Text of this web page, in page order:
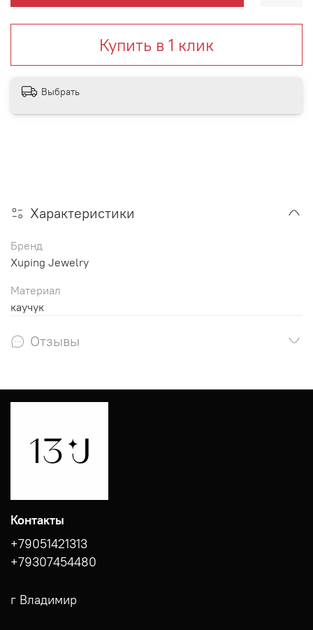
Купить в 1 клик
Выбрать
Характеристики
Бренд
Xuping Jewelry
Материал
каучук
Отзывы
Контакты
+79051421313
+79307454480
г Владимир